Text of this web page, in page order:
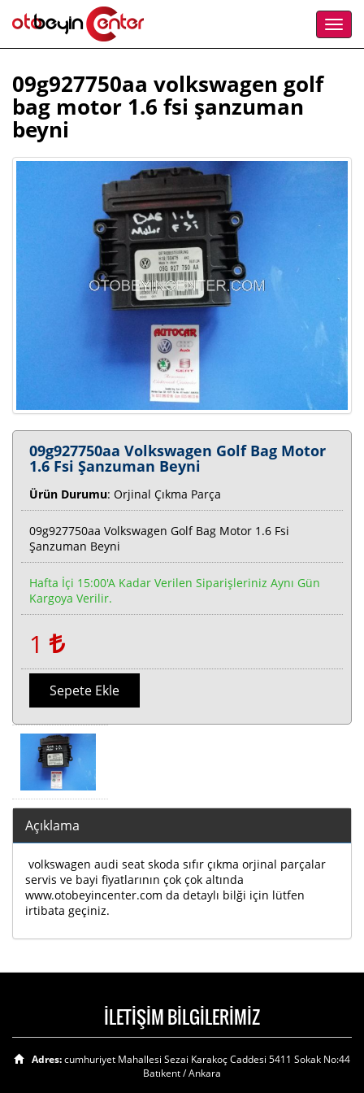
09g927750aa volkswagen golf
bag motor 1.6 fsi şanzuman
beyni
09g927750aa Volkswagen Golf Bag Motor
1.6 Fsi Şanzuman Beyni
Ürün Durumu: Orjinal Çıkma Parça
09g927750aa Volkswagen Golf Bag Motor 1.6 Fsi
Şanzuman Beyni
Hafta İçi 15:00'a Kadar Verilen Siparişleriniz Aynı Gün
Kargoya Verilir.
1
Sepete Ekle
Açıklama
volkswagen audi seat skoda sıfır çıkma orjinal parçalar
servis ve bayi fiyatlarının çok çok altında
www.otobeyincenter.com da detaylı bilği için lütfen
irtibata geçiniz.
İLETİŞİM BİLGİLERİMİZ
Adres:cumhuriyet Mahallesi Sezai Karakoç Caddesi 5411 Sokak No:44
Batıkent / Ankara